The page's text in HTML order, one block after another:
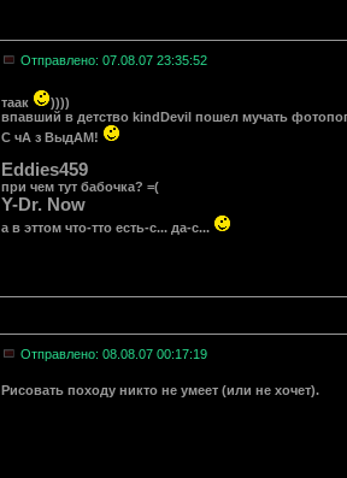
Отправлено: 07.08.07 23:35:52
таак
))))
впавший в детство kindDevil пошел мучать
С чА з ВыдАМ!
Eddies459
при чем тут бабочка? =(
Y-Dr. Now
а в эттом что-тто есть-с... да-с...
Отправлено: 08.08.07 00:17:19
Рисовать походу никто не умеет (или не хочет).